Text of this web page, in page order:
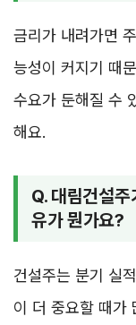
금리가 내려가면
능성이 커지기 때
수요가 둔해질 수
해요.
Q. 대림건설주
유가 뭔가요?
건설주는 분기 실
이 더 중요할 때가